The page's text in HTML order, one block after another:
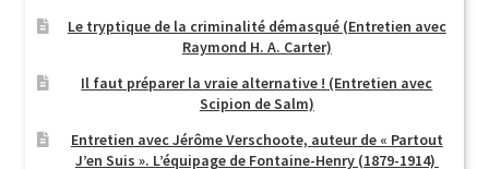
Le tryptique de la criminalité démasqué (Entretien avec
Raymond H. A. Carter)
Il faut préparer la vraie alternative ! (Entretien avec
Scipion de Salm)
Entretien avec Jérôme Verschoote, auteur de « Partout
J’en Suis ». L’équipage de Fontaine-Henry (1879-1914)